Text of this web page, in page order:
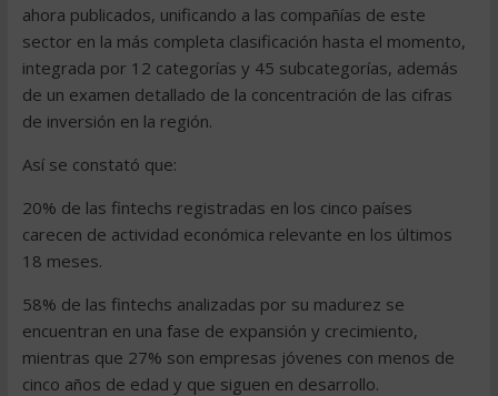
ahora publicados, unificando a las compañías de este
sector en la más completa clasificación hasta el momento,
integrada por 12 categorías y 45 subcategorías, además
de un examen detallado de la concentración de las cifras
de inversión en la región.
Así se constató que:
20% de las fintechs registradas en los cinco países
carecen de actividad económica relevante en los últimos
18 meses.
58% de las fintechs analizadas por su madurez se
encuentran en una fase de expansión y crecimiento,
mientras que 27% son empresas jóvenes con menos de
cinco años de edad y que siguen en desarrollo.